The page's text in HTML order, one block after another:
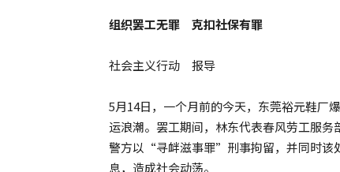
组织罢工无罪 克扣社保有罪
社会主义行动 报导
5月14日，一个月前的今天，东莞裕元鞋厂
运浪潮。罢工期间，林东代表春风劳工服
警方以“寻衅滋事罪”刑事拘留，并同时该
息，造成社会动荡。